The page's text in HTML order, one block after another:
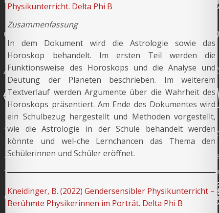
Physikunterricht. Delta Phi B
Zusammenfassung
In dem Dokument wird die Astrologie sowie das
Horoskop behandelt. Im ersten Teil werden die
Funktionsweise des Horoskops und die Analyse und
Deutung der Planeten beschrieben. Im weiterem
Textverlauf werden Argumente über die Wahrheit des
Horoskops präsentiert. Am Ende des Dokumentes wird
ein Schulbezug hergestellt und Methoden vorgestellt,
wie die Astrologie in der Schule behandelt werden
könnte und wel-che Lernchancen das Thema den
Schülerinnen und Schüler eröffnet.
Kneidinger, B. (2022) Gendersensibler Physikunterricht –
Berühmte Physikerinnen im Porträt. Delta Phi B